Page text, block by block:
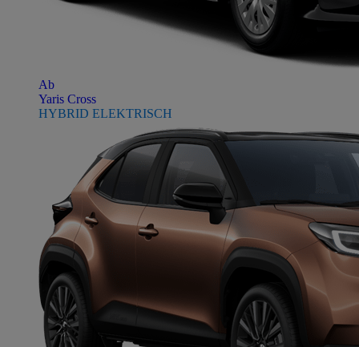
Ab
Yaris Cross
HYBRID ELEKTRISCH